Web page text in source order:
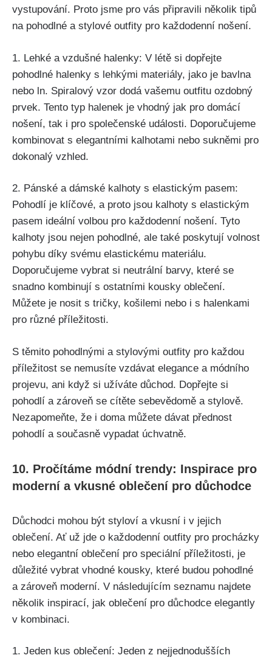
‌vystupování. Proto jsme ⁢pro vás připravili několik tipů‍
na pohodlné a stylové outfity pro každodenní nošení.
1. Lehké ‍a vzdušné halenky: V létě si dopřejte⁤
pohodlné halenky s lehkými materiály, jako‍ je⁣ bavlna⁣
nebo ln. Spiralový vzor ⁢dodá vašemu outfitu ozdobný
prvek. Tento typ halenek je vhodný jak pro domácí
nošení,‍ tak i ‍pro společenské události. Doporučujeme
kombinovat s elegantními kalhotami nebo sukněmi‌ pro
​dokonalý vzhled.
2. Pánské⁢ a‍ dámské⁣ kalhoty⁤ s‍ elastickým pasem:
⁣Pohodlí⁤ je klíčové, a⁣ proto jsou kalhoty s elastickým
pasem ideální volbou pro⁢ každodenní ‌nošení. Tyto
kalhoty ⁤jsou⁤ nejen pohodlné, ale také⁢ poskytují ⁤volnost
‌pohybu díky svému elastickému materiálu.
Doporučujeme⁤ vybrat si neutrální barvy, které​ se⁤
snadno kombinují⁣ s ostatními kousky oblečení.
‌Můžete je nosit s ​tričky, košilemi nebo i s halenkami
pro různé příležitosti.
S ‍těmito pohodlnými a stylovými outfity pro každou
příležitost se nemusíte‌ vzdávat ​elegance a módního
⁤projevu, ani když⁣ si⁢ užíváte​ důchod. Dopřejte si
pohodlí a zároveň se cítěte​ sebevědomě⁢ a stylově.
Nezapomeňte, že⁣ i doma můžete dávat⁣ přednost
pohodlí a ⁣současně vypadat úchvatně.
10. Pročítáme ⁢módní ​trendy: Inspirace pro
moderní a ⁣vkusné oblečení pro důchodce
Důchodci ​mohou být styloví⁤ a ⁤vkusní i v jejich ​
oblečení. Ať už jde o každodenní outfity pro ​procházky
nebo elegantní oblečení pro speciální příležitosti,‌ je
⁤důležité vybrat vhodné kousky, které budou pohodlné
a zároveň moderní. V ​následujícím seznamu najdete
několik ‍inspirací, jak oblečení‍ pro důchodce elegantly
v kombinaci.
1.‍ Jeden kus oblečení: Jeden​ z nejjednodušších